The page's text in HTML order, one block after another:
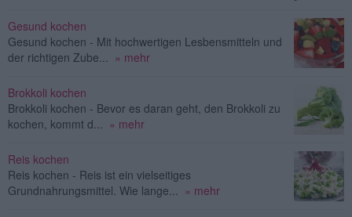
Gesund kochen
Gesund kochen - Mit hochwertigen Lesbensmitteln und
der richtigen Zube... » mehr
Brokkoli kochen
Brokkoli kochen - Bevor es daran geht, den Brokkoli zu
kochen, kommt d... » mehr
Reis kochen
Reis kochen - Reis ist ein vielseitiges
Grundnahrungsmittel. Wie lange... » mehr